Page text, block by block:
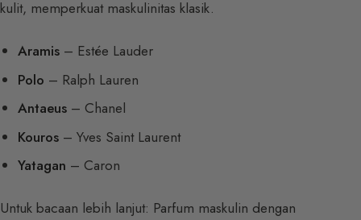
kulit, memperkuat maskulinitas klasik.
Aramis – Estée Lauder
Polo – Ralph Lauren
Antaeus – Chanel
Kouros – Yves Saint Laurent
Yatagan – Caron
Untuk bacaan lebih lanjut: Parfum maskulin dengan